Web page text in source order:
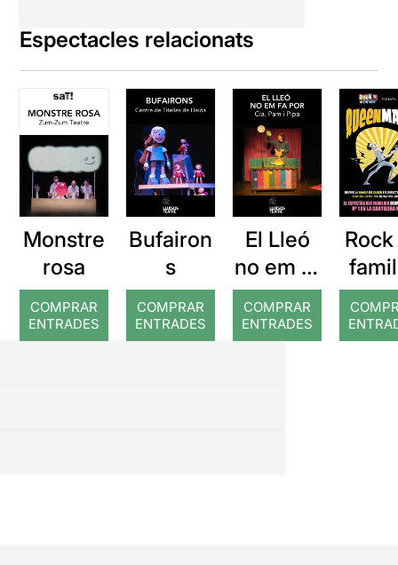
Espectacles relacionats
Monstre
rosa
COMPRAR
ENTRADES
Bufairon
s
COMPRAR
ENTRADES
El Lleó
no em fa
por
COMPRAR
ENTRADES